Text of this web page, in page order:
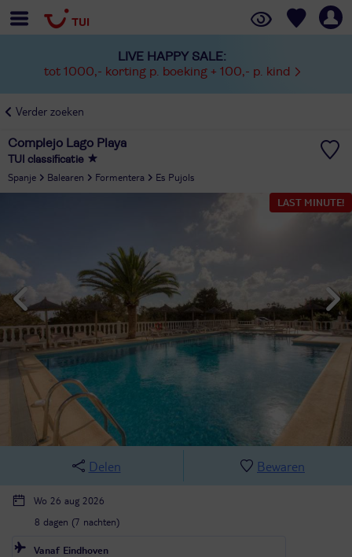
LIVE HAPPY SALE:
tot 1000,- korting p. boeking + 100,- p. kind
Verder zoeken
Complejo Lago Playa
TUI classificatie
Spanje Balearen Formentera
Es Pujols
LAST MINUTE!
Delen Bewaren
Wo 26 aug 2026
8 dagen (7 nachten)
Vanaf Eindhoven